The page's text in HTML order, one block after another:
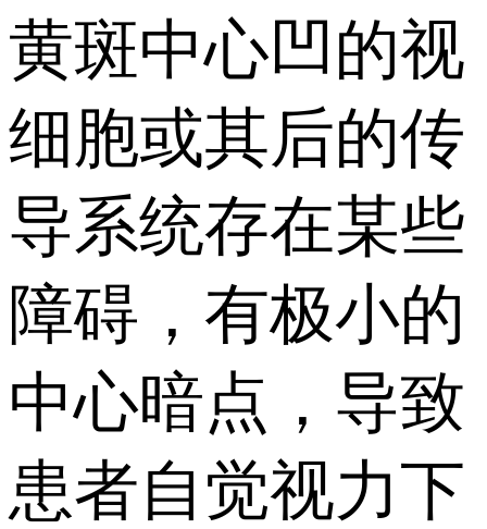
黄斑中心凹的视
细胞或其后的传
导系统存在某些
障碍，有极小的
中心暗点，导致
患者自觉视力下